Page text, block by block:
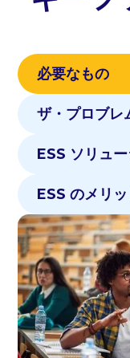
必要なもの
ザ・プロブレ
ESS ソリュ
ESS のメリッ